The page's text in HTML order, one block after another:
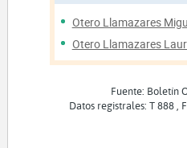
Otero Llamazares
Otero Llamazares
Fuente: Boletín
Datos registrales: T 888 ,